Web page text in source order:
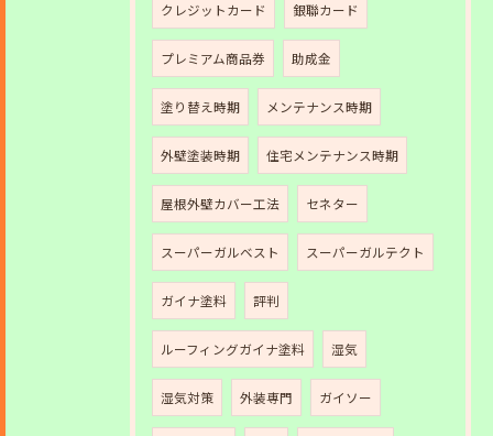
クレジットカード 銀聯カード
プレミアム商品券 助成金
塗り替え時期 メンテナンス時期
外壁塗装時期 住宅メンテナンス時期
屋根外壁カバー工法 セネター
スーパーガルベスト スーパーガルテクト
ガイナ塗料 評判
ルーフィングガイナ塗料 湿気
湿気対策 外装専門 ガイソー